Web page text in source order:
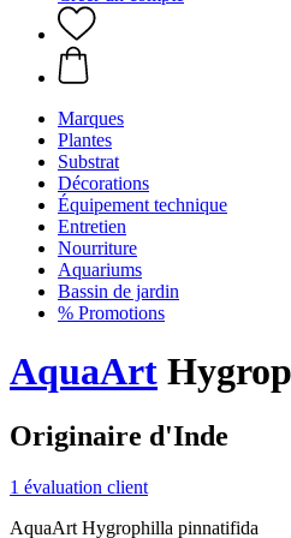
Marques
Plantes
Substrat
Décorations
Équipement technique
Entretien
Nourriture
Aquariums
Bassin de jardin
% Promotions
AquaArt
Originaire d'Inde
1 évaluation client
AquaArt Hygrophilla pinnatifida